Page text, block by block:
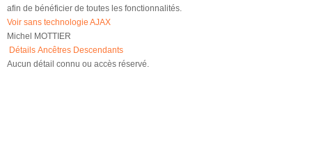
afin de bénéficier de toutes les fonctionnalités.
Voir sans technologie AJAX
Michel MOTTIER
Détails Ancêtres Descendants
Aucun détail connu ou accès réservé.